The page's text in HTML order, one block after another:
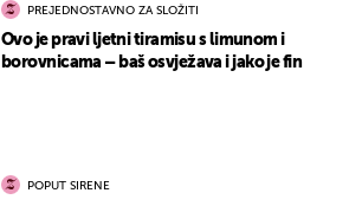
PREJEDNOSTAVNO ZA SLOŽITI
Ovo je pravi ljetni tiramisu s limunom i
borovnicama – baš osvježava i jako je fin
POPUT SIRENE